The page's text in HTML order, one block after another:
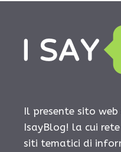
Il presente sito
IsayBlog! la cui
siti tematici di